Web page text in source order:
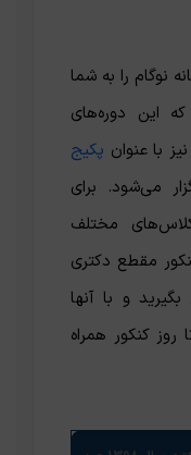
نوگام را به شما
این دوره‌های
با عنوان پکیج
می‌شود. برای
مختلف
مقطع دکتری
بگیرید و با آنها
روز کنکور همراه